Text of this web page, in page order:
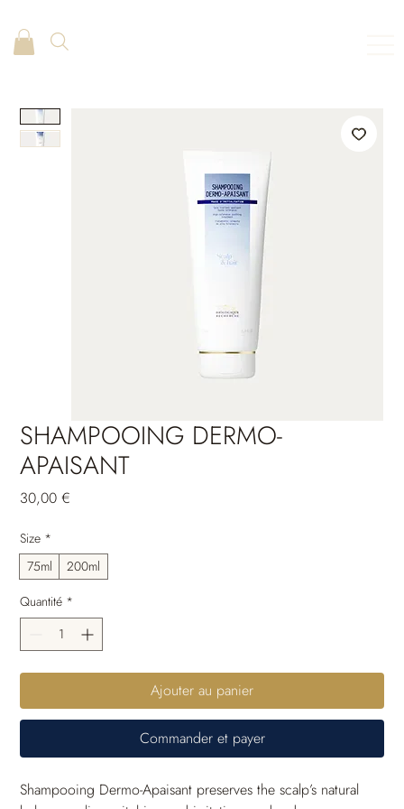
SHAMPOOING DERMO-
APAISANT
30,00 €
Size *
75ml
200ml
Quantité *
Ajouter au panier
Commander et payer
Shampooing Dermo-Apaisant preserves the scalp’s natural